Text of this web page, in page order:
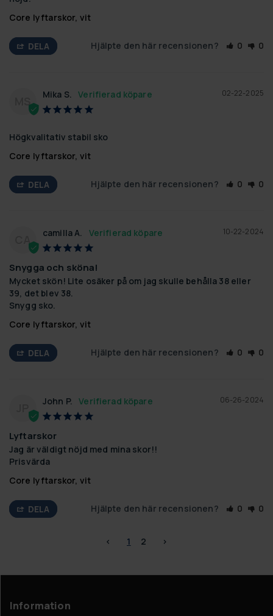
Core lyftarskor, vit
DELA Hjälpte den här recensionen? 0 0
MS
02-22-2025
Mika S.
Högkvalitativ stabil sko
Core lyftarskor, vit
DELA Hjälpte den här recensionen? 0 0
CA
10-22-2024
camilla A.
Snygga och sköna!
Mycket skön! Lite osäker på om jag skulle behålla 38 eller
39, det blev 38.
Snygg sko.
Core lyftarskor, vit
DELA Hjälpte den här recensionen? 0 0
JP
06-26-2024
John P.
Lyftarskor
Jag är väldigt nöjd med mina skor!!
Prisvärda
Core lyftarskor, vit
DELA Hjälpte den här recensionen? 0 0
< 1 2 >
Information